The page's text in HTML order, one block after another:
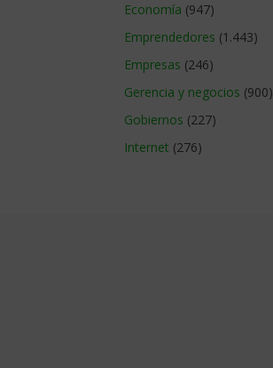
Economía (947)
Emprendedores (1.443)
Empresas (246)
Gerencia y negocios (900)
Gobiernos (227)
Internet (276)